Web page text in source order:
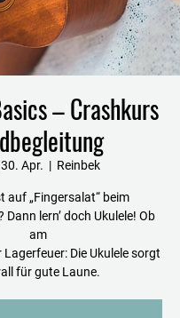
– Crashkurs
Apr.
  |
Reinbek
auf „Fingersalat“ beim
Dann lern’ doch Ukulele! Ob
am
Die Ukulele sorgt
für gute Laune.